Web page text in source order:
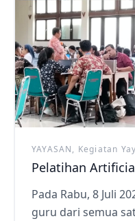
YAYASAN, Kegiatan
Pelatihan
Pada Rabu, 8 Juli
guru dari semua